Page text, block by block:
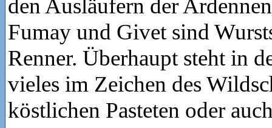
den Ausläufern der
Fumay und Givet sind
Renner. Überhaupt steht in
vieles im Zeichen des
köstlichen Pasteten oder